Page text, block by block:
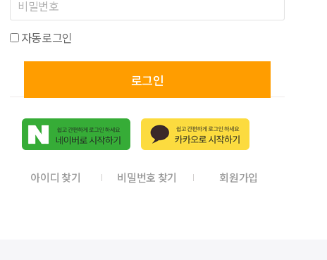
자동로그인
로그인
아이디 찾기 비밀번호 찾기 회원가입